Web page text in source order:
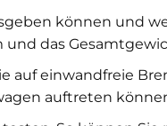
können und
das
auf einwandfreie
auftreten